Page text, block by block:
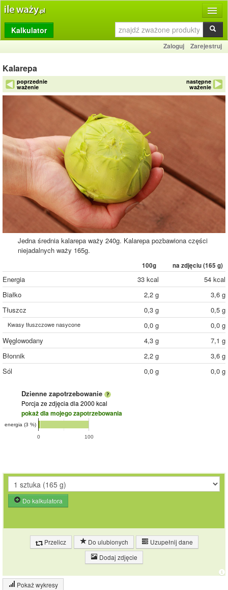
Produkty
Dziennik
Przelicznik
Porównywarka
Słownik
O stronie
Kontakt
Kalkulator
Zaloguj Zarejestruj
Kalarepa
poprzednie
ważenie
następne
ważenie
Jedna średnia kalarepa waży 240g. Kalarepa pozbawiona części
niejadalnych waży 165g.
100g na zdjęciu (165 g)
Energia 33 kcal
54 kcal
Białko
2,2 g
3,6 g
Tłuszcz
0,3 g 0,5 g
Kwasy tłuszczowe nasycone 0,0 g
0,0 g
Węglowodany
4,3 g
7,1 g
Błonnik
2,2 g
3,6 g
Sól
0,0 g 0,0 g
Dzienne zapotrzebowanie
Porcja ze zdjęcia dla 2000 kcal
pokaż dla mojego zapotrzebowania
0 100
energia (3 %)
Do kalkulatora
Przelicz Do ulubionych
Uzupełnij dane
Dodaj zdjęcie
Pokaż wykresy